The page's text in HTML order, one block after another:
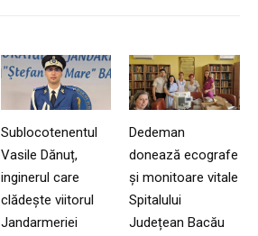
Sublocotenentul
Vasile Dănuț,
inginerul care
clădește viitorul
Jandarmeriei
Dedeman
donează ecografe
și monitoare vitale
Spitalului
Județean Bacău